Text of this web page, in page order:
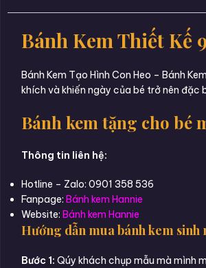
Bánh Kem Thiết Kế
Bánh Kem Tạo Hình Con Heo – Bánh
khích và khiến ngày của bé trở nên đặc
Bánh kem tặng cho bé
Thông tin liên hệ:
Hotline – Zalo: 0901 358 536
Fanpage: Bánh kem Hannie
Website: Bánh kem Hannie
Hướng dẫn mua bánh kem sinh
Bước 1: Qúy khách chụp mẫu mà mình